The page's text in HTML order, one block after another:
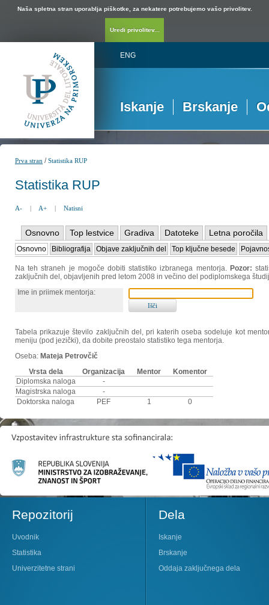
Naša spletna stran uporablja piškotke, za nekatere potrebujemo vašo privolitev.
Uredi privolitev...
ENG
Iskanje Brskanje
Prva stran /Statistika RUP
Statistika RUP
A- | A+ | Natisni
Osnovno Top lestvice Gradiva Datoteke Letna poročila
Osnovno Bibliografija Objave zaključnih del Top ključne besede
Na teh straneh je mogoče dobiti statistiko izbranega mentorja. Pozor:
zaključnih del, objavljenih pred letom 2008 in večino del podiplomskega
Ime in priimek mentorja:
Tabela prikazuje število zaključnih del, pri katerih oseba sodeluje kot
meniju (pod jezički), da dobite preostalo statistiko tega mentorja.
Oseba: Mateja Petrovčič
Vrsta dela
Organizacija Mentor
Komentor
Diplomska naloga
-
Magistrska naloga
-
Doktorska naloga
PEF 1 0
Repozitorij
Uvodnik
Statistika
Univerzitetne strani
Dela
Iskanje
Brskanje
Oddaja zaključnega dela